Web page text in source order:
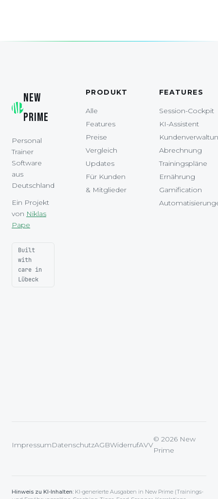
NEW
PRIME
Personal
Trainer
Software
aus
Deutschland
Ein Projekt
von Niklas
Pape
Built
with
care in
Lübeck
PRODUKT
Alle
Features
Preise
Vergleich
Updates
Für Kunden
& Mitglieder
FEATURES
Session-Cockpit
KI-Assistent
Abrechnung
Trainingspläne
Ernährung
Gamification
ImpressumDatenschutzAGBWiderrufAVV
© 2026 New
Prime
Hinweis zu KI-Inhalten: KI-generierte Ausgaben in New Prime (Trainings-